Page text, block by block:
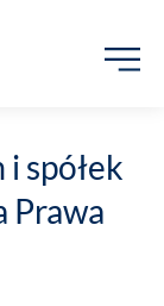
spółek
Prawa